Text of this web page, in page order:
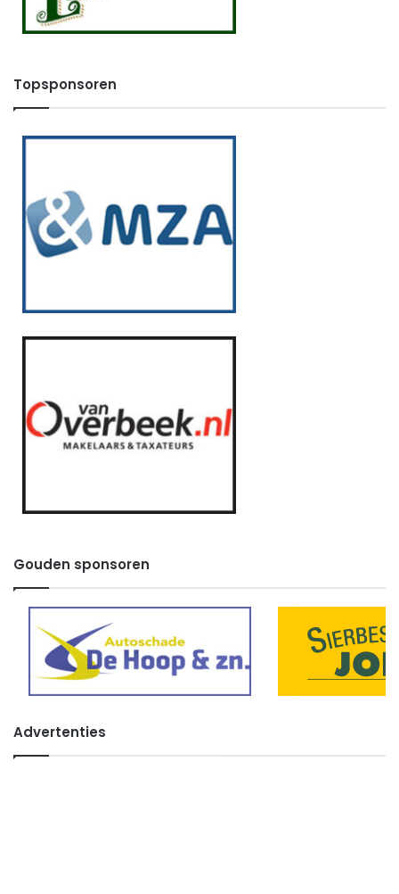
Topsponsoren
Gouden sponsoren
Advertenties